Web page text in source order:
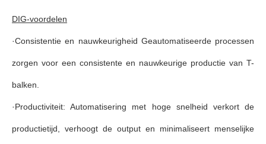
DIG-voordelen
·Consistentie en nauwkeurigheid Geautomatiseerde processen
zorgen voor een consistente en nauwkeurige productie van T-
balken.
·Productiviteit: Automatisering met hoge snelheid verkort de
productietijd, verhoogt de output en minimaliseert menselijke